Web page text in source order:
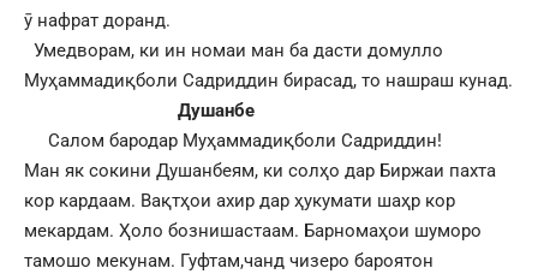
ӯ нафрат доранд.
Умедворам, ки ин номаи ман ба дасти домулло
Муҳаммадиқболи Садриддин бирасад, то нашраш кунад.
Душанбе
Салом бародар Муҳаммадиқболи Садриддин!
Ман як сокини Душанбеям, ки солҳо дар Биржаи пахта
кор кардаам. Вақтҳои ахир дар ҳукумати шаҳр кор
мекардам. Ҳоло бознишастаам. Барномаҳои шуморо
тамошо мекунам. Гуфтам,чанд чизеро бароятон